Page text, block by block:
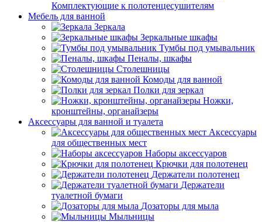
Комплектующие к полотенцесушителям
Мебель для ванной
Зеркала
Зеркальные шкафы
Тумбы под умывальник
Пеналы, шкафы
Столешницы
Комоды для ванной
Полки для зеркал
Ножки,
кронштейны, органайзеры
Аксессуары для ванной и туалета
Аксессуары
для общественных мест
Наборы аксессуаров
Крючки для полотенец
Держатели полотенец
Держатели
туалетной бумаги
Дозаторы для мыла
Мыльницы